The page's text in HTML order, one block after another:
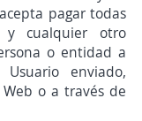
pagar todas
y cualquier otro
o entidad a
enviado,
o a través de